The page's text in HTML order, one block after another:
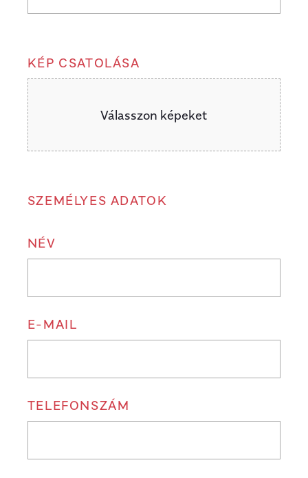
KÉP CSATOLÁSA
Válasszon képeket
SZEMÉLYES ADATOK
NÉV
E-MAIL
TELEFONSZÁM